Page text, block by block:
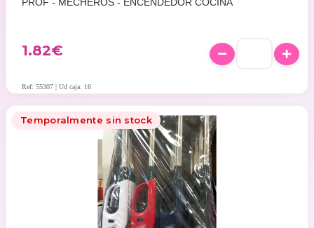
1.82€
Ref: 55307 | Ud caja: 16
Temporalmente sin stock